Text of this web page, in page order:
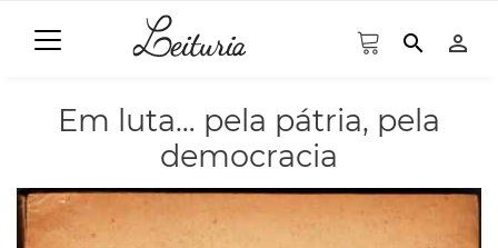
search person_outline
Em luta… pela pátria, pela
democracia